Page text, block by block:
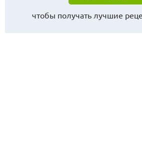
чтобы получать лучшие